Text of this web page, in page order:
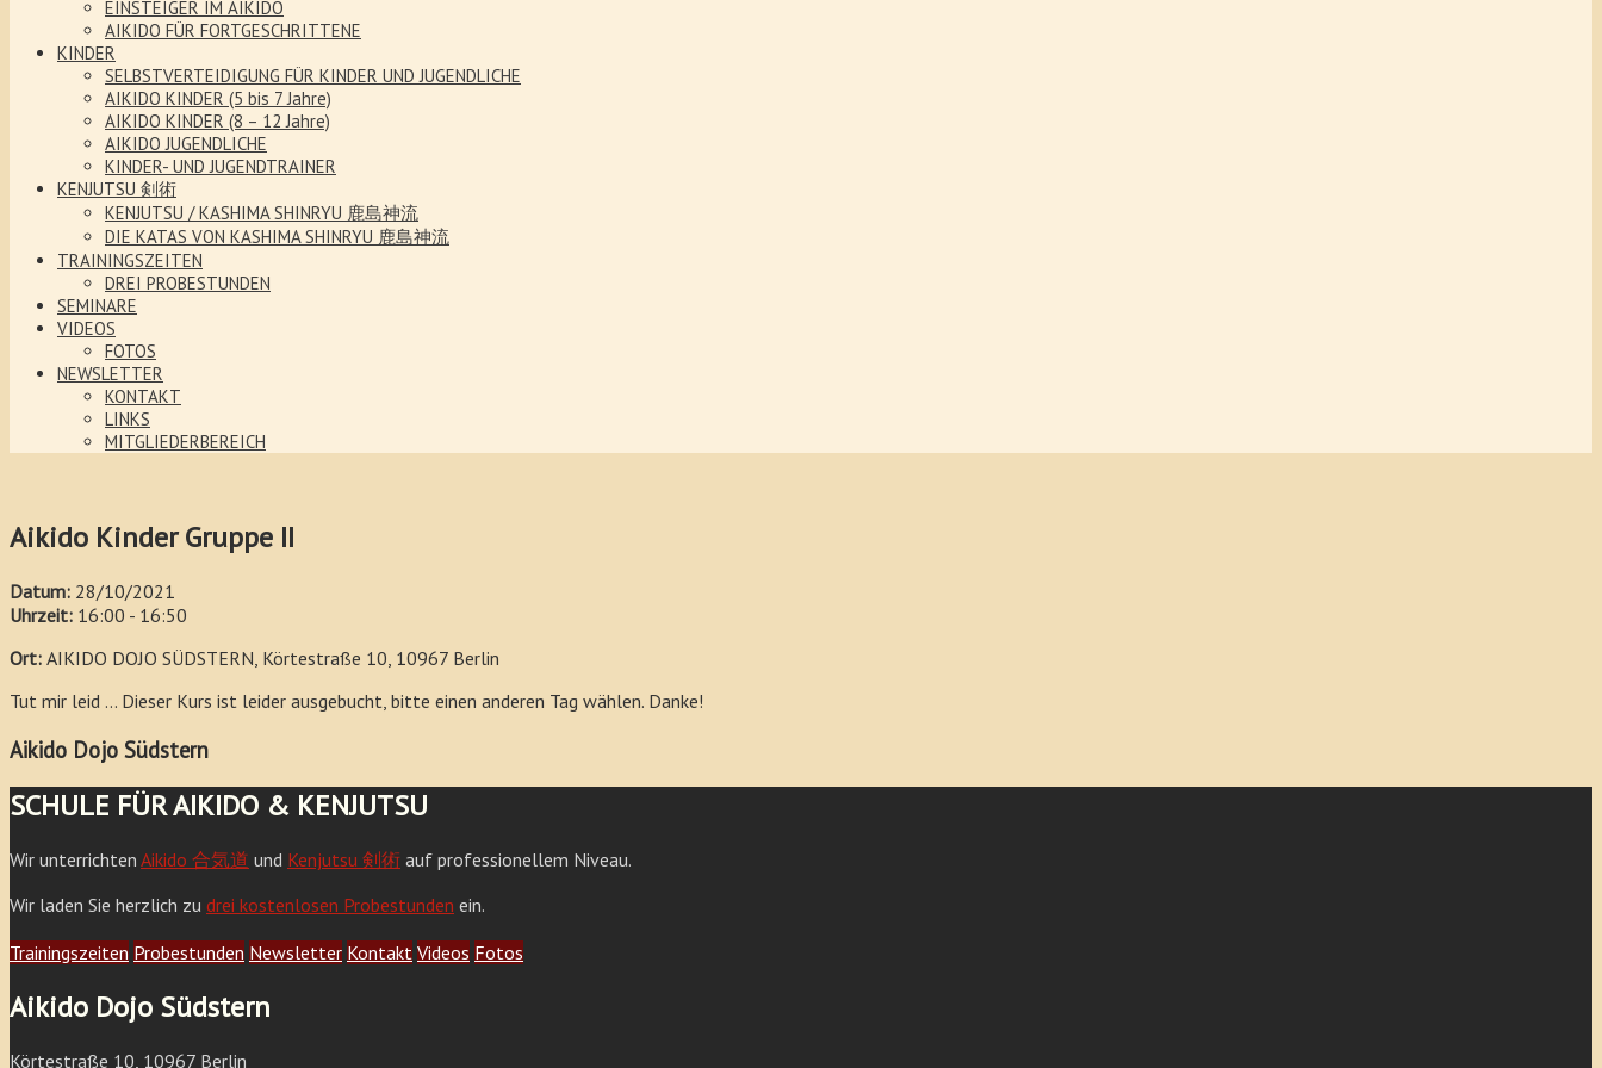
EINSTEIGER IM AIKIDO
AIKIDO FÜR FORTGESCHRITTENE
KINDER
SELBSTVERTEIDIGUNG FÜR KINDER UND JUGENDLICHE
AIKIDO KINDER (5 bis 7 Jahre)
AIKIDO KINDER (8 – 12 Jahre)
AIKIDO JUGENDLICHE
KINDER- UND JUGENDTRAINER
KENJUTSU 剣術
KENJUTSU / KASHIMA SHINRYU 鹿島神流
DIE KATAS VON KASHIMA SHINRYU 鹿島神流
TRAININGSZEITEN
DREI PROBESTUNDEN
SEMINARE
VIDEOS
FOTOS
NEWSLETTER
KONTAKT
LINKS
MITGLIEDERBEREICH
Aikido Kinder Gruppe II
Datum: 28/10/2021
Uhrzeit: 16:00 - 16:50
Ort: AIKIDO DOJO SÜDSTERN, Körtestraße 10, 10967 Berlin
Tut mir leid ... Dieser Kurs ist leider ausgebucht, bitte einen anderen Tag wählen. Danke!
Aikido Dojo Südstern
SCHULE FÜR AIKIDO & KENJUTSU
Wir unterrichten Aikido 合気道 und Kenjutsu 剣術 auf professionellem Niveau.
Wir laden Sie herzlich zu drei kostenlosen Probestunden ein.
Trainingszeiten Probestunden Newsletter Kontakt Videos Fotos
Aikido Dojo Südstern
Körtestraße 10, 10967 Berlin